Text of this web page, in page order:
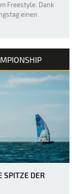
Freestyle. Dank
einen
SPITZE DER